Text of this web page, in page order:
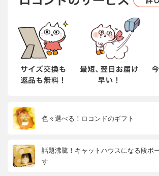
色々選べる！ロコンドのギフト
話題沸騰！キャットハウスになる段ボ
す